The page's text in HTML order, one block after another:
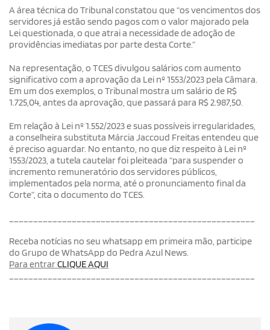
A área técnica do Tribunal constatou que “os vencimentos dos
servidores já estão sendo pagos com o valor majorado pela
Lei questionada, o que atrai a necessidade de adoção de
providências imediatas por parte desta Corte.”
Na representação, o TCES divulgou salários com aumento
significativo com a aprovação da Lei nº 1553/2023 pela Câmara.
Em um dos exemplos, o Tribunal mostra um salário de R$
1.725,04, antes da aprovação, que passará para R$ 2.987,50.
Em relação à Lei nº 1.552/2023 e suas possíveis irregularidades,
a conselheira substituta Márcia Jaccoud Freitas entendeu que
é preciso aguardar. No entanto, no que diz respeito à Lei nº
1553/2023, a tutela cautelar foi pleiteada “para suspender o
incremento remuneratório dos servidores públicos,
implementados pela norma, até o pronunciamento final da
Corte”, cita o documento do TCES.
Receba notícias no seu whatsapp em primeira mão, participe
do Grupo de WhatsApp do Pedra Azul News.
Para entrarCLIQUE AQUI